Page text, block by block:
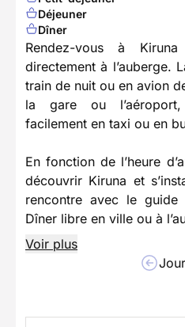
Déjeuner
Dîner
Rendez-vous à
directement à l’auberge.
train de nuit ou en avion
la gare ou
facilement en taxi ou en
En fonction de l’heure
découvrir Kiruna et
rencontre avec le
Dîner libre en ville ou à
Voir plus